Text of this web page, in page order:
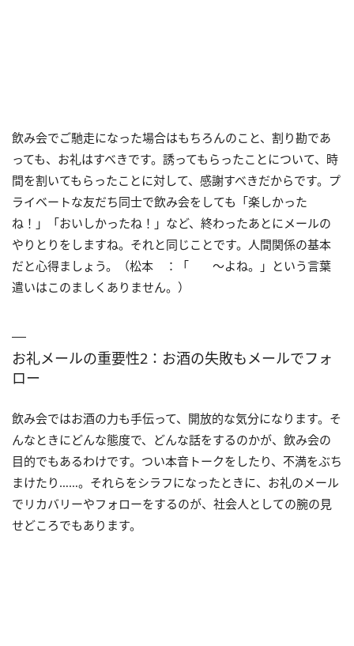
飲み会でご馳走になった場合はもちろんのこと、割り勘であ
っても、お礼はすべきです。誘ってもらったことについて、時
間を割いてもらったことに対して、感謝すべきだからです。プ
ライベートな友だち同士で飲み会をしても「楽しかった
ね！」「おいしかったね！」など、終わったあとにメールの
やりとりをしますね。それと同じことです。人間関係の基本
だと心得ましょう。（松本 ：「 ～よね。」という言葉
遣いはこのましくありません。）
お礼メールの重要性2：お酒の失敗もメールでフォ
ロー
飲み会ではお酒の力も手伝って、開放的な気分になります。そ
んなときにどんな態度で、どんな話をするのかが、飲み会の
目的でもあるわけです。つい本音トークをしたり、不満をぶち
まけたり……。それらをシラフになったときに、お礼のメール
でリカバリーやフォローをするのが、社会人としての腕の見
せどころでもあります。